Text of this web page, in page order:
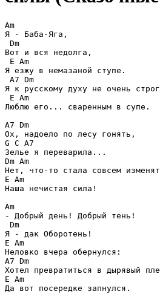
Am
Я - Баба-Яга,
Dm
Вот и вся недолга,
E Am
Я езжу в немазаной ступе.
A7 Dm
Я к русскому духу не очень
E Am
Люблю его... сваренным в супе.
A7 Dm
Ох, надоело по лесу гонять,
G C A7
Зелье я переварила...
Dm Am
Нет, что-то стала совсем
E Am
Наша нечистая сила!
Am
- Добрый день! Добрый тень!
Dm
Я - дак Оборотень!
E Am
Неловко вчера обернулся:
A7 Dm
Хотел превратиться в дырявый
E Am
Да вот посередке запнулся.